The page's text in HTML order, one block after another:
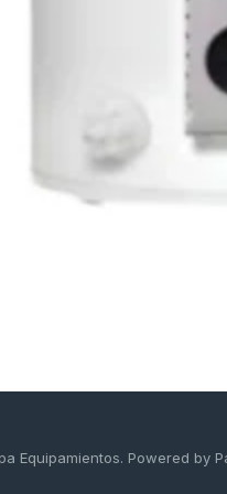
Equipamientos. Powered by